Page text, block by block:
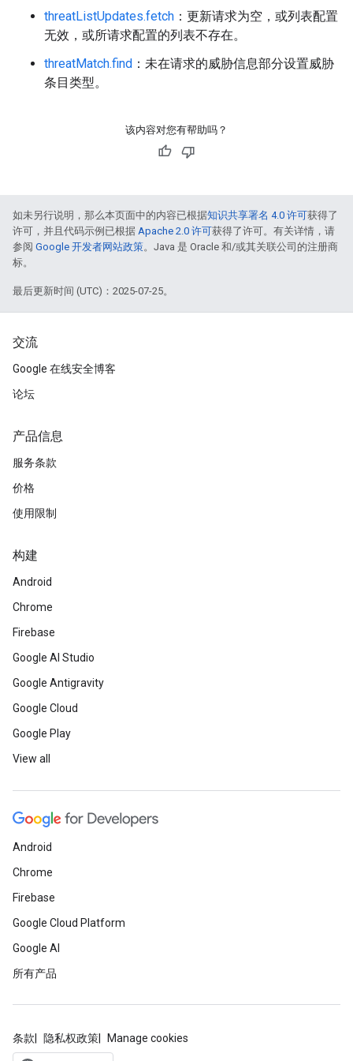
threatListUpdates.fetch ：更新请求为空，或列表配置
无效，或所请求配置的列表不存在。
threatMatch.find ：未在请求的威胁信息部分设置威胁
条目类型。
该内容对您有帮助吗？
如未另行说明，那么本页面中的内容已根据知识共享署名 4.0 许可获得了
许可，并且代码示例已根据 Apache 2.0 许可获得了许可。有关详情，请
参阅 Google 开发者网站政策。Java 是 Oracle 和/或其关联公司的注册商
标。
最后更新时间 (UTC)：2025-07-25。
交流
Google 在线安全博客
论坛
产品信息
服务条款
价格
使用限制
构建
Android
Chrome
Firebase
Google AI Studio
Google Antigravity
Google Cloud
Google Play
View all
Android
Chrome
Firebase
Google Cloud Platform
Google AI
所有产品
条款 隐私权政策 Manage cookies